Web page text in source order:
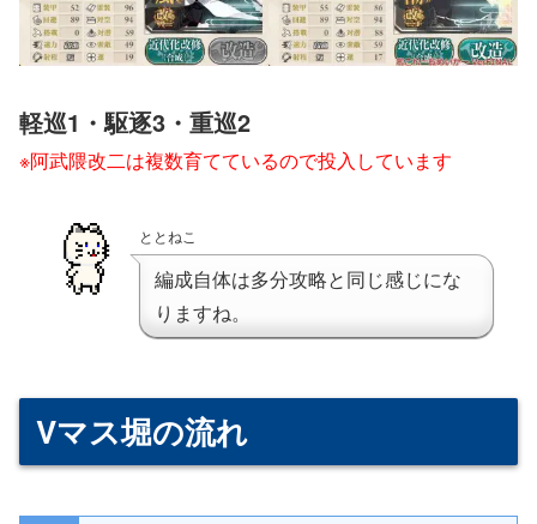
軽巡1・駆逐3・重巡2
※阿武隈改二は複数育てているので投入しています
ととねこ
編成自体は多分攻略と同じ感じにな
りますね。
Vマス堀の流れ